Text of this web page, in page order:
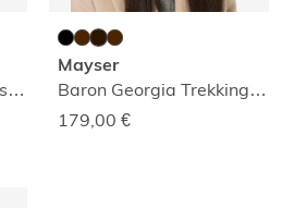
Made in Germany Dreispitz
Mayser
Baron Georgia Trekkinghut
179,00 €